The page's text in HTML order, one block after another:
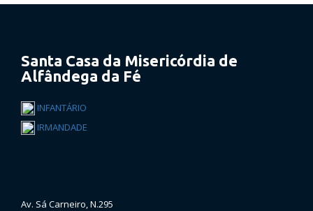
Santa Casa da Misericórdia de
Alfândega da Fé
INFANTÁRIO
IRMANDADE
Av. Sá Carneiro, N.295